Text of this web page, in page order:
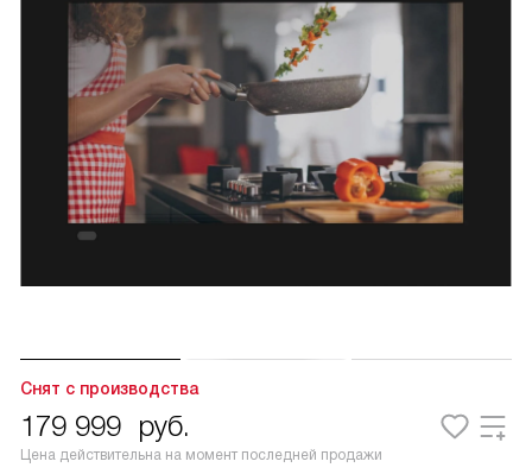
Снят с производства
179 999 руб.
Цена действительна на момент последней продажи